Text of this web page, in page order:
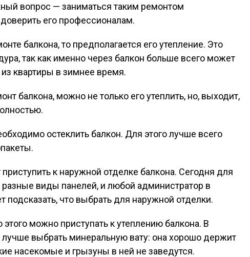
вопрос — заниматься таким ремонтом
его профессионалам.
балкона, то предполагается его утепление. Это
так как именно через балкон больше всего может
из квартиры в зимнее время.
балкона, можно не только его утеплить, но, выходит,
остеклить балкон. Для этого лучше всего
к наружной отделке балкона. Сегодня для
разные виды панелей, и любой администратор в
подсказать, что выбрать для наружной отделки.
этого можно приступать к утеплению балкона. В
лучше выбрать минеральную вату: она хорошо держит
насекомые и грызуны в ней не заведутся.